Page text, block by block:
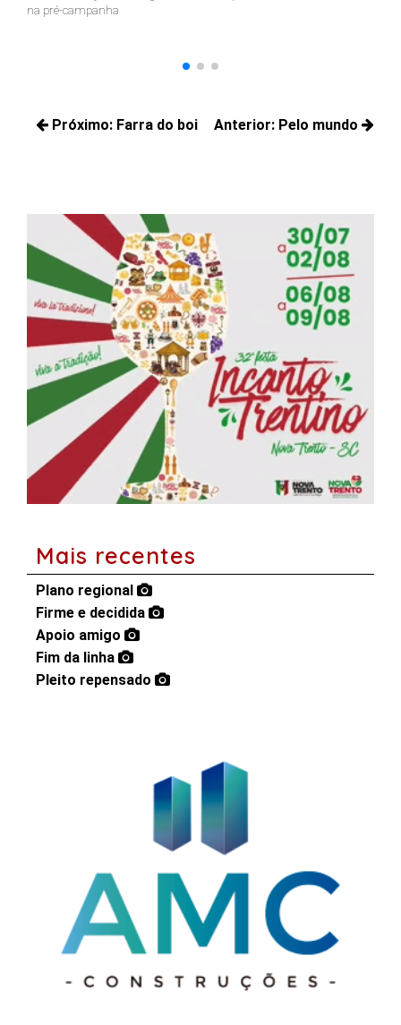
na pré-campanha
Navegação
Anterior: Pelo mundo
Próximo: Farra do boi
Mais recentes
Plano regional
Firme e decidida
Apoio amigo
Fim da linha
Pleito repensado